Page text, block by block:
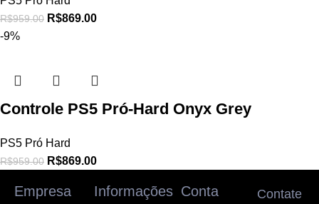
R$959.00 R$869.00
-9%
Controle PS5 Pró-Hard Onyx Grey
PS5 Pró Hard
R$959.00 R$869.00
Empresa Informações Conta
Contate